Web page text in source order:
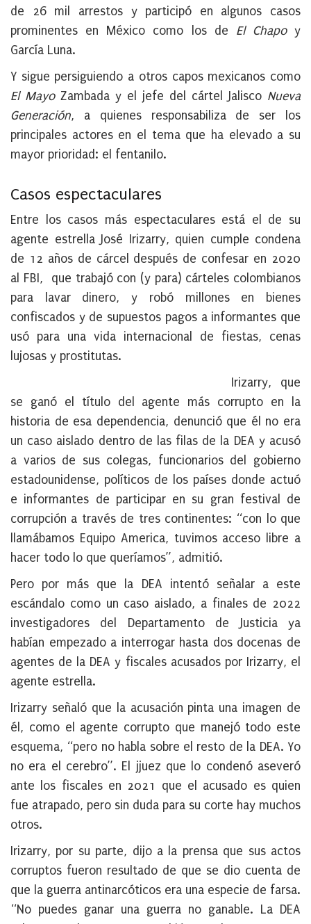
de 26 mil arrestos y participó en algunos casos
prominentes en México como los de El Chapoy
García Luna.
Y sigue persiguiendo a otros capos mexicanos como
El Mayo Zambada y el jefe del cártel Jalisco Nueva
Generación, a quienes responsabiliza de ser los
principales actores en el tema que ha elevado a su
mayor prioridad: el fentanilo.
Casos espectaculares
Entre los casos más espectaculares está el de su
agente estrella José Irizarry, quien cumple condena
de 12 años de cárcel después de confesar en 2020
al FBI, que trabajó con (y para) cárteles colombianos
para lavar dinero, y robó millones en bienes
confiscados y de supuestos pagos a informantes que
usó para una vida internacional de fiestas, cenas
lujosas y prostitutas.
Irizarry, que
se ganó el título del agente más corrupto en la
historia de esa dependencia, denunció que él no era
un caso aislado dentro de las filas de la DEA y acusó
a varios de sus colegas, funcionarios del gobierno
estadounidense, políticos de los países donde actuó
e informantes de participar en su gran festival de
corrupción a través de tres continentes: “con lo que
llamábamos Equipo America, tuvimos acceso libre a
hacer todo lo que queríamos”, admitió.
Pero por más que la DEA intentó señalar a este
escándalo como un caso aislado, a finales de 2022
investigadores del Departamento de Justicia ya
habían empezado a interrogar hasta dos docenas de
agentes de la DEA y fiscales acusados por Irizarry, el
agente estrella.
Irizarry señaló que la acusación pinta una imagen de
él, como el agente corrupto que manejó todo este
esquema, “pero no habla sobre el resto de la DEA. Yo
no era el cerebro”. El jjuez que lo condenó aseveró
ante los fiscales en 2021 que el acusado es quien
fue atrapado, pero sin duda para su corte hay muchos
otros.
Irizarry, por su parte, dijo a la prensa que sus actos
corruptos fueron resultado de que se dio cuenta de
que la guerra antinarcóticos era una especie de farsa.
“No puedes ganar una guerra no ganable. La DEA